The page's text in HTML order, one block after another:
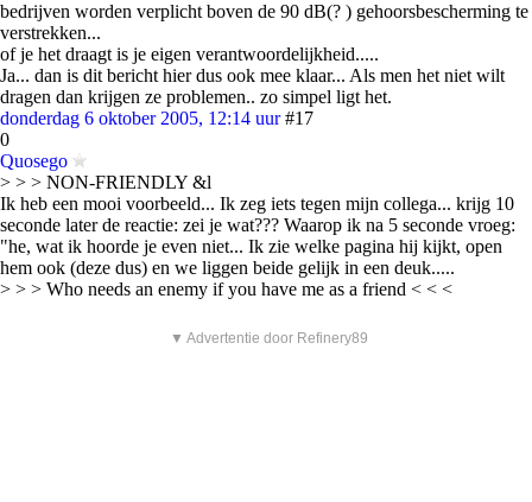
bedrijven worden verplicht boven de 90 dB(? ) gehoorsbescherming te
verstrekken...
of je het draagt is je eigen verantwoordelijkheid.....
Ja... dan is dit bericht hier dus ook mee klaar... Als men het niet wilt
dragen dan krijgen ze problemen.. zo simpel ligt het.
donderdag 6 oktober 2005, 12:14 uur #17
0
Quosego
> > > NON-FRIENDLY &l
Ik heb een mooi voorbeeld... Ik zeg iets tegen mijn collega... krijg 10
seconde later de reactie: zei je wat??? Waarop ik na 5 seconde vroeg:
"he, wat ik hoorde je even niet... Ik zie welke pagina hij kijkt, open
hem ook (deze dus) en we liggen beide gelijk in een deuk.....
> > > Who needs an enemy if you have me as a friend < < <
▼ Advertentie door Refinery89